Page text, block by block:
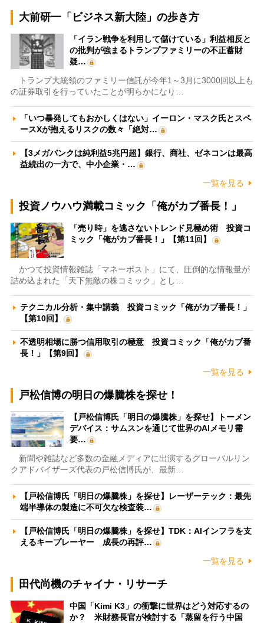
大前研一「ビジネス新大陸」の歩き方
「イラン戦争を利用して儲けている」利益相反と
の批判が強まるトランプファミリーの不正蓄財
疑…
トランプ大統領のファミリー信託が今年1～3月に3000回以上も
の証券取引を行っていたことが明らかになり…
「いつ暴発してもおかしくはない」イーロン・マスク氏とスペ
ースXが抱えるリスクの数々「絶対…
【3メガバンクは純利益5兆円超】銀行、商社、ゼネコンは最高
益続出の一方で、中小企業・…
一覧を見る
投資ノウハウ満載コミック「俺がカブ番長！」
「売り時」を逃さないトレンド見極め術 投資コ
ミック「俺がカブ番長！」【第11回】
かつて投資情報雑誌「マネーポスト」にて、圧倒的な情報量が
詰め込まれた「天下無敵の株コミック」とし…
テクニカル分析・集中講義 投資コミック「俺がカブ番長！」
【第10回】
不透明相場に勝つ信用取引の極意 投資コミック「俺がカブ番
長！」【第9回】
一覧を見る
戸松信博の明日の爆騰株を探せ！
【戸松信博氏「明日の爆騰株」を探せ】トーメン
デバイス：サムスンを通じて世界のAIメモリ需
要…
新聞や雑誌など多数の金融メディアに出演するグローバルリン
クアドバイザーズ代表の戸松信博氏が、最新…
【戸松信博氏「明日の爆騰株」を探せ】レーザーテック：最先
端半導体の製造に不可欠な検査装…
【戸松信博氏「明日の爆騰株」を探せ】TDK：AIインフラを支
えるキープレーヤー 成長の再評…
一覧を見る
田代尚機のチャイナ・リサーチ
中国「Kimi K3」の衝撃に世界はどう対応するの
か？ 米財務長官が検討する「蒸留を行う中国